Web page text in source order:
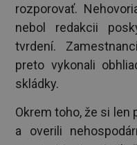
rozporovať.
nebol redakcii
tvrdení.
preto vykonali
skládky.
Okrem toho, že si len
a overili